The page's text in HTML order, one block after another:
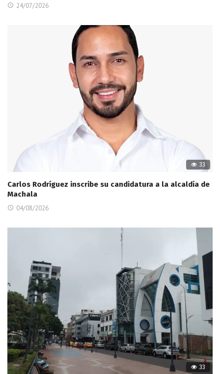
24/07/2026
33
Carlos Rodríguez inscribe su candidatura a la alcaldía de
Machala
04/08/2026
33